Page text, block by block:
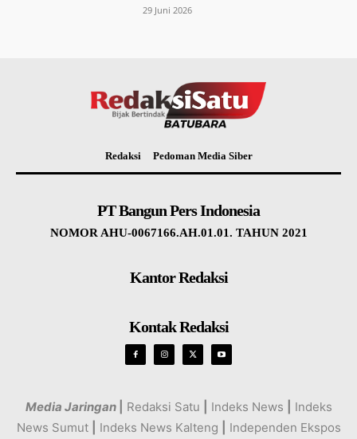
29 Juni 2026
Redaksi Pedoman Media Siber
PT Bangun Pers Indonesia
NOMOR AHU-0067166.AH.01.01. TAHUN 2021
Kantor Redaksi
Kontak Redaksi
Media Jaringan Redaksi Satu Indeks News
Indeks
News Sumut
Indeks News Kalteng Independen Ekspos